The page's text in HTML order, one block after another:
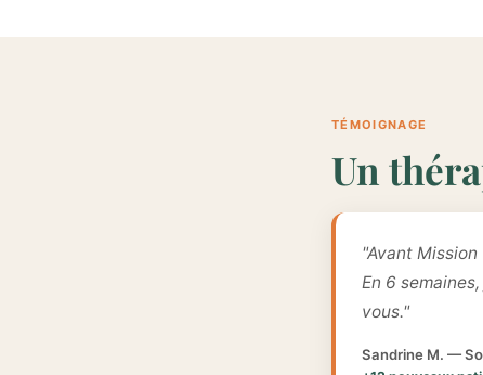
TÉMOIGNAGE
Un
"Avant
En 6
vous."
Sandrine M. —